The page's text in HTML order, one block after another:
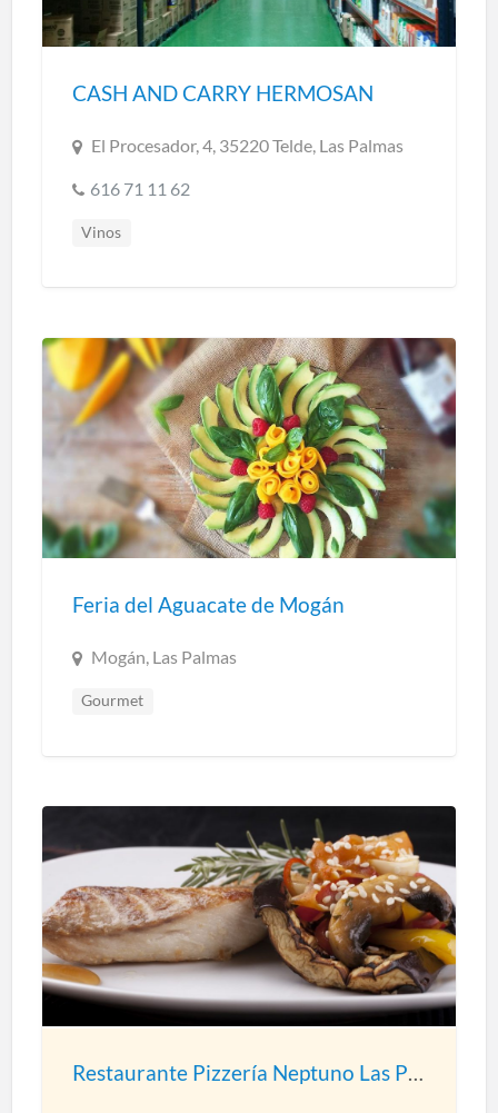
CASH AND CARRY HERMOSAN
El Procesador, 4, 35220 Telde, Las Palmas
616 71 11 62
Vinos
Feria del Aguacate de Mogán
Mogán, Las Palmas
Gourmet
Restaurante Pizzería Neptuno Las Palmas